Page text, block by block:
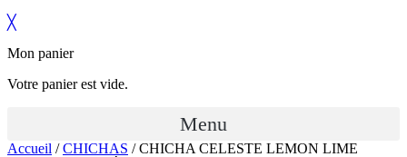
╳
Mon panier
Votre panier est vide.
Menu
Accueil /CHICHAS / CHICHA CELESTE LEMON LIME